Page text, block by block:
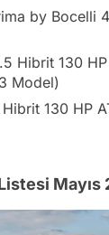
by Bocelli
Hibrit 130
Model)
130 HP
Mayıs